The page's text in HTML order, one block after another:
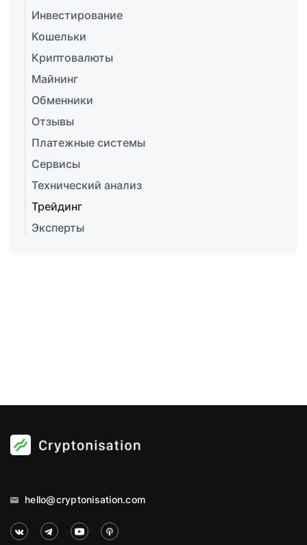
Инвестирование
Кошельки
Криптовалюты
Майнинг
Обменники
Отзывы
Платежные системы
Сервисы
Технический анализ
Трейдинг
Эксперты
hello@cryptonisation.com